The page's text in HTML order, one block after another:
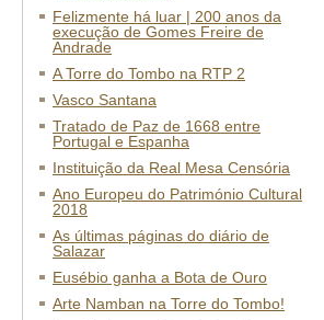
Felizmente há luar | 200 anos da
execução de Gomes Freire de
Andrade
A Torre do Tombo na RTP 2
Vasco Santana
Tratado de Paz de 1668 entre
Portugal e Espanha
Instituição da Real Mesa Censória
Ano Europeu do Património Cultural
2018
As últimas páginas do diário de
Salazar
Eusébio ganha a Bota de Ouro
Arte Namban na Torre do Tombo!